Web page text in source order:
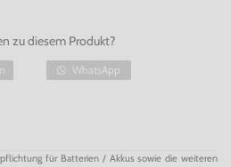
of
zu diesem Produkt?
WhatsApp
für Batterien / Akkus sowie die weiteren